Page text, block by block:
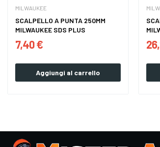
MILWAUKEE
SCALPELLO A PUNTA 250MM
MILWAUKEE SDS PLUS
7,40 €
Aggiungi al carrello